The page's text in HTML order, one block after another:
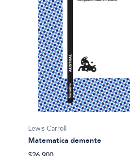
Lewis Carroll
Matematica demente